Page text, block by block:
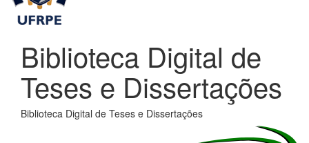
Biblioteca Digital de
Teses e Dissertações
Biblioteca Digital de Teses e Dissertações